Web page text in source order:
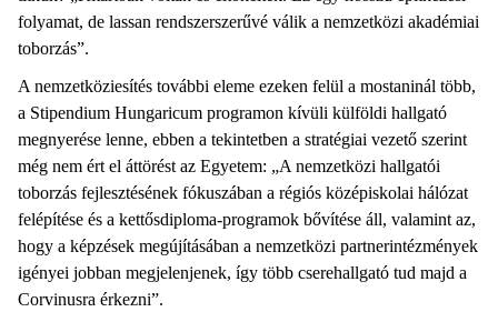
folyamat, de lassan rendszerszerűvé válik a nemzetközi akadémiai
toborzás”.
A nemzetköziesítés további eleme ezeken felül a mostaninál több,
a Stipendium Hungaricum programon kívüli külföldi hallgató
megnyerése lenne, ebben a tekintetben a stratégiai vezető szerint
még nem ért el áttörést az Egyetem: „A nemzetközi hallgatói
toborzás fejlesztésének fókuszában a régiós középiskolai hálózat
felépítése és a kettősdiploma-programok bővítése áll, valamint az,
hogy a képzések megújításában a nemzetközi partnerintézmények
igényei jobban megjelenjenek, így több cserehallgató tud majd a
Corvinusra érkezni”.